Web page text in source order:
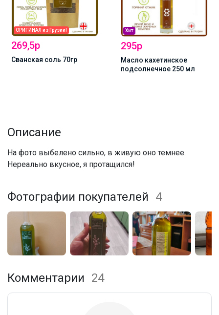
ОРИГИНАЛ из Грузии!
269,5р
Сванская соль 70гр
Хит
295р
Масло кахетинское
подсолнечное 250 мл
Описание
На фото выбелено сильно, в живую оно темнее.
Нереально вкусное, я протащился!
Фотографии покупателей 4
Комментарии 24